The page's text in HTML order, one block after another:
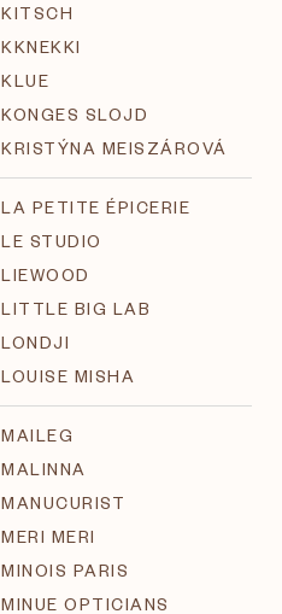
KITSCH
KKNEKKI
KLUE
KONGES SLOJD
KRISTÝNA MEISZÁROVÁ
LA PETITE ÉPICERIE
LE STUDIO
LIEWOOD
LITTLE BIG LAB
LONDJI
LOUISE MISHA
MAILEG
MALINNA
MANUCURIST
MERI MERI
MINOIS PARIS
MINUE OPTICIANS